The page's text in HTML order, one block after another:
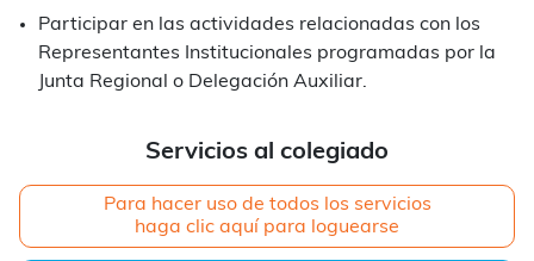
Servicios al colegiado
Para hacer uso de todos los servicios
haga clic aquí para loguearse
Participar en las actividades relacionadas con los
Representantes Institucionales programadas por la
Junta Regional o Delegación Auxiliar.